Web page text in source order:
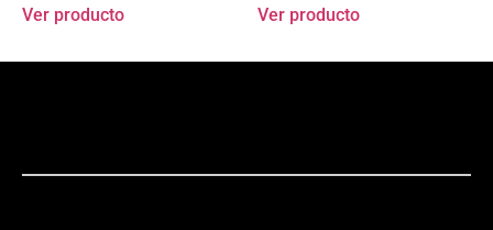
Ver producto Ver producto